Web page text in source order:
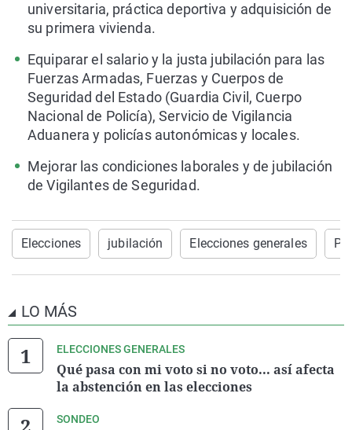
universitaria, práctica deportiva y adquisición de
su primera vivienda.
Equiparar el salario y la justa jubilación para las
Fuerzas Armadas, Fuerzas y Cuerpos de
Seguridad del Estado (Guardia Civil, Cuerpo
Nacional de Policía), Servicio de Vigilancia
Aduanera y policías autonómicas y locales.
Mejorar las condiciones laborales y de jubilación
de Vigilantes de Seguridad.
Elecciones jubilación Elecciones generales
LO MÁS
ELECCIONES GENERALES
Qué pasa con mi voto si no voto... así afecta
la abstención en las elecciones
SONDEO